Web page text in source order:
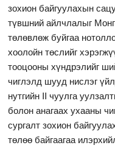
зохион байгуулахын
түвшний айлчлалыг
төлөвлөж буйгаа
хоолойн төслийг
тооцооны хүндрэлийг
чиглэлд шууд нислэг
нутгийн II чуулга
болон анагаах ухааны
сургалт зохион
төлөө байгаагаа